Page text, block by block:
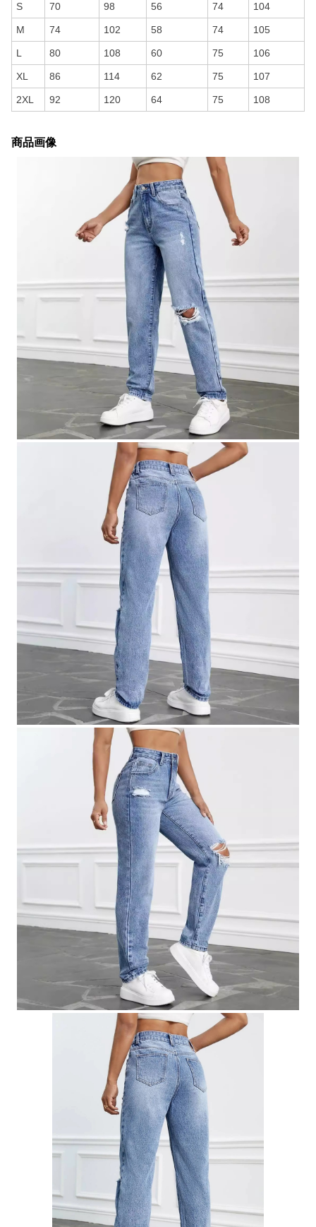
S 70 98 56 74 104
M 74 102 58 74 105
L 80 108 60 75 106
XL 86 114 62 75 107
2XL 92 120 64 75 108
商品画像